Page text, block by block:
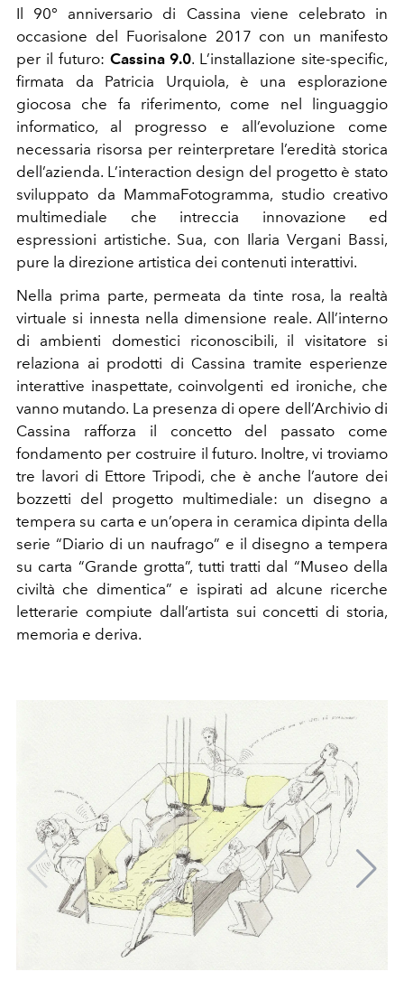
Il 90° anniversario di Cassina viene celebrato in
occasione del Fuorisalone 2017 con un manifesto
per il futuro: Cassina 9.0. L’installazione site-specific,
firmata da Patricia Urquiola, è una esplorazione
giocosa che fa riferimento, come nel linguaggio
informatico, al progresso e all’evoluzione come
necessaria risorsa per reinterpretare l’eredità storica
dell’azienda. L’interaction design del progetto è stato
sviluppato da MammaFotogramma, studio creativo
multimediale che intreccia innovazione ed
espressioni artistiche. Sua, con Ilaria Vergani Bassi,
pure la direzione artistica dei contenuti interattivi.
Nella prima parte, permeata da tinte rosa, la realtà
virtuale si innesta nella dimensione reale. All’interno
di ambienti domestici riconoscibili, il visitatore si
relaziona ai prodotti di Cassina tramite esperienze
interattive inaspettate, coinvolgenti ed ironiche, che
vanno mutando. La presenza di opere dell’Archivio di
Cassina rafforza il concetto del passato come
fondamento per costruire il futuro. Inoltre, vi troviamo
tre lavori di Ettore Tripodi, che è anche l’autore dei
bozzetti del progetto multimediale: un disegno a
tempera su carta e un’opera in ceramica dipinta della
serie “Diario di un naufrago” e il disegno a tempera
su carta “Grande grotta”, tutti tratti dal “Museo della
civiltà che dimentica” e ispirati ad alcune ricerche
letterarie compiute dall’artista sui concetti di storia,
memoria e deriva.